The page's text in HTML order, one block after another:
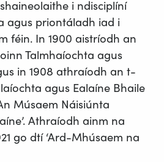
i ndisciplíní
agus priontáladh iad i
féin. In 1900 aistríodh an
Talmhaíochta agus
in 1908 athraíodh an t-
agus Ealaíne Bhaile
Músaem Náisiúnta
Athraíodh ainm na
go dtí ‘Ard-Mhúsaem na